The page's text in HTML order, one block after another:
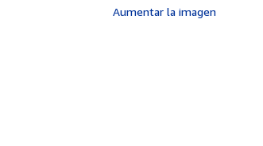
Aumentar la imagen